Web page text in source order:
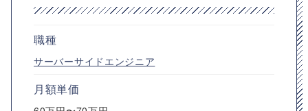
職種
サーバーサイドエンジニア
月額単価